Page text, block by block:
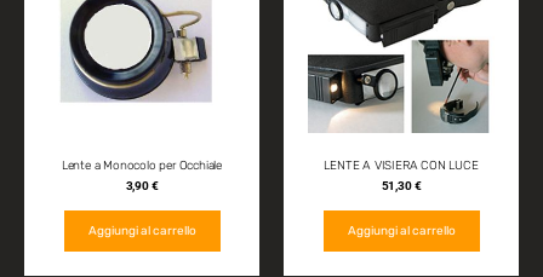
Lente a Monocolo per Occhiale
3,90€
Aggiungi al carrello
LENTE A VISIERA CON LUCE
51,30€
Aggiungi al carrello